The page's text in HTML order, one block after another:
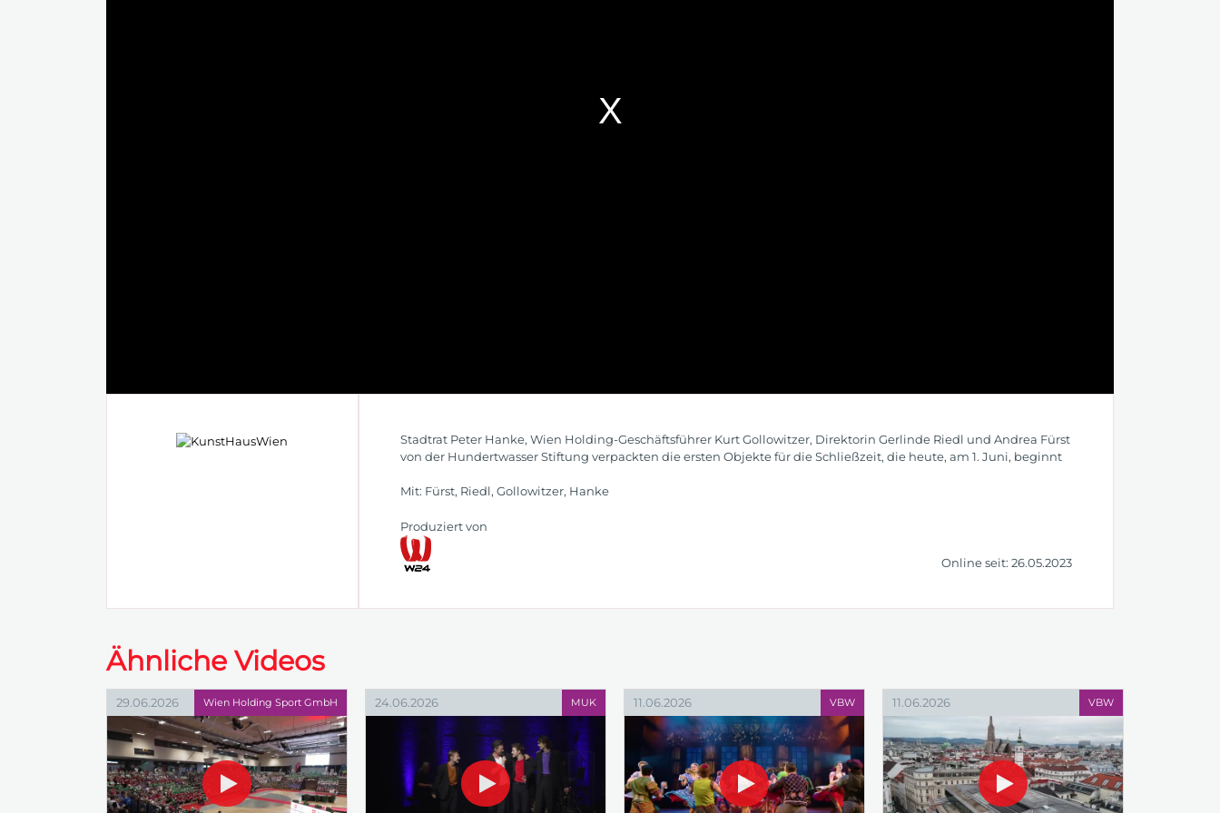
Stadtrat Peter Hanke, Wien Holding-Geschäftsführer Kurt Gollowitzer, Direktorin Gerlinde Riedl und Andrea Fürst
von der Hundertwasser Stiftung verpackten die ersten Objekte für die Schließzeit, die heute, am 1. Juni, beginnt
Mit: Fürst, Riedl, Gollowitzer, Hanke
Produziert von
Online seit: 26.05.2023
Ähnliche Videos
29.06.2026 Wien Holding Sport GmbH 24.06.2026 MUK 11.06.2026 VBW 11.06.2026 VBW